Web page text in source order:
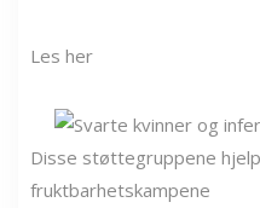
Les her
Disse støttegruppene
fruktbarhetskampene